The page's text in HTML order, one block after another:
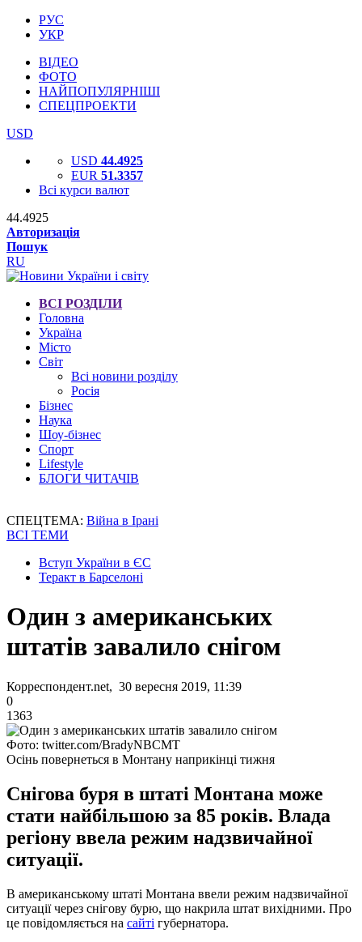
РУС
УКР
ВІДЕО
ФОТО
НАЙПОПУЛЯРНІШІ
СПЕЦПРОЕКТИ
USD
USD 44.4925
EUR 51.3357
Всі курси валют
44.4925
Авторизація
Пошук
RU
ВСІ РОЗДІЛИ
Головна
Україна
Місто
Світ
Всі новини розділу
Росія
Бізнес
Наука
Шоу-бізнес
Спорт
Lifestyle
БЛОГИ ЧИТАЧІВ
СПЕЦТЕМА: Війна в Ірані
ВСІ ТЕМИ
Вступ України в ЄС
Теракт в Барселоні
Один з американських
штатів завалило снігом
Корреспондент.net, 30 вересня 2019, 11:39
0
1363
Фото: twitter.com/BradyNBCMT
Осінь повернеться в Монтану наприкінці тижня
Снігова буря в штаті Монтана може
стати найбільшою за 85 років. Влада
регіону ввела режим надзвичайної
ситуації.
В американському штаті Монтана ввели режим надзвичайної
ситуації через снігову бурю, що накрила штат вихідними. Про
це повідомляється на сайті губернатора.